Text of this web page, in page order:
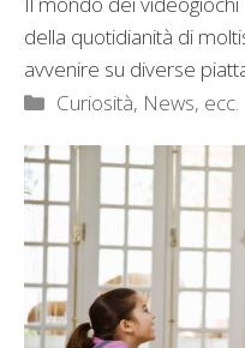
della quotidianità di
avvenire su diverse
Categorie
Curiosità, News, ecc.